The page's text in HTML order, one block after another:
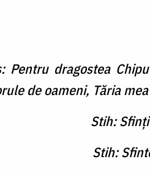
Pentru dragostea
de oameni, Tăria
Stih:
Stih: